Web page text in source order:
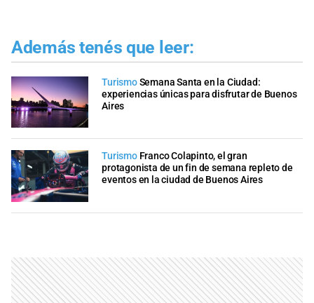
Además tenés que leer:
TurismoSemana Santa en la Ciudad:
experiencias únicas para disfrutar de Buenos
Aires
Turismo Franco Colapinto, el gran
protagonista de un fin de semana repleto de
eventos en la ciudad de Buenos Aires